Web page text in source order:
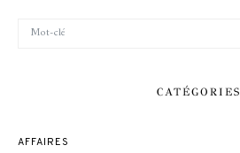
CATÉGORIES
AFFAIRES